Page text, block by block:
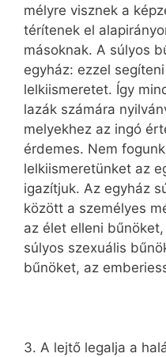
mélyre visznek a
térítenek el
másoknak. A súlyos
egyház: ezzel
lelkiismeretet. Így
lazák számára
melyekhez az ingó
érdemes. Nem
lelkiismeretünket az
igazítjuk. Az egyház
között a személyes
az élet elleni
súlyos szexuális
bűnöket, az
3. A lejtő legalja a